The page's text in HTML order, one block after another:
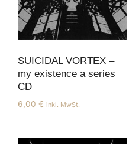
SUICIDAL VORTEX –
my existence a series
CD
6,00 € inkl. MwSt.